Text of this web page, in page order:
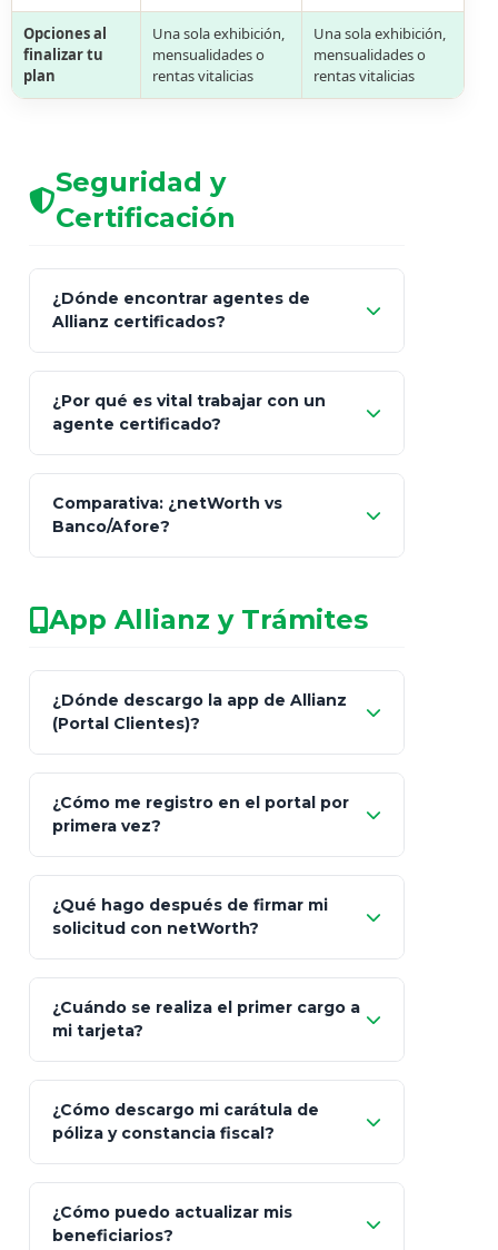
Opciones al
finalizar tu
plan
Una sola exhibición,
mensualidades o
rentas vitalicias
Una sola exhibición,
mensualidades o
rentas vitalicias
Seguridad y
Certificación
¿Dónde encontrar agentes de
Allianz certificados?
Seguros y Fianzas (CNSF)
netWorth
patrimonio con asesores informales en
redes sociales.
¿Por qué es vital trabajar con un
agente certificado?
consultor técnico
legalmente facultado
Comparativa: ¿netWorth vs
Banco/Afore?
Característica netWorth (Certificado)
Fiscalidad Estrategia Art. 151 / 93
App Allianz y Trámites
¿Dónde descargo la app de Allianz
(Portal Clientes)?
Client"
App Store (iOS) Google Play
¿Cómo me registro en el portal por
primera vez?
Bienvenida
"¿Aún no tienes cuenta?
Regístrate"
¿Qué hago después de firmar mi
solicitud con netWorth?
¿Cuándo se realiza el primer cargo a
mi tarjeta?
¿Cómo descargo mi carátula de
póliza y constancia fiscal?
"Mis Pólizas" > "Documentos"
¿Cómo puedo actualizar mis
beneficiarios?